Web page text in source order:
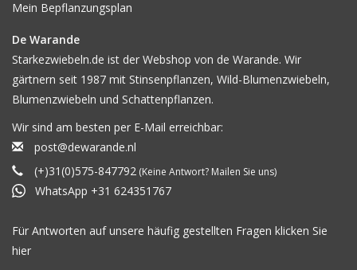
Mein Bepflanzungsplan
De Warande
Starkezwiebeln.de ist der Webshop von de Warande. Wir
gärtnern seit 1987 mit Stinsenpflanzen, Wild-Blumenzwiebeln,
Blumenzwiebeln und Schattenpflanzen.
Wir sind am besten per E-Mail erreichbar:
post@dewarande.nl
(+)31(0)575-847792 (Keine Antwort? Mailen Sie uns)
WhatsApp +31 624351767
Für Antworten auf unsere häufig gestellten Fragen klicken Sie
hier